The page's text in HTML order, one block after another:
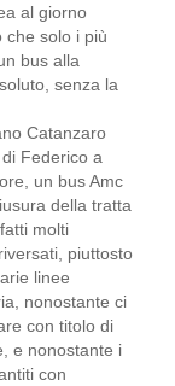
al giorno
che solo i più
bus alla
senza la
Catanzaro
Federico a
un bus Amc
della tratta
molti
piuttosto
linee
nonostante ci
con titolo di
e nonostante i
con